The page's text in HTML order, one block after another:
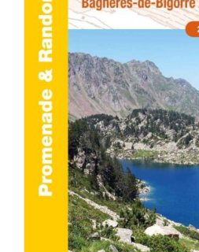
ACHETER LE PRODUIT